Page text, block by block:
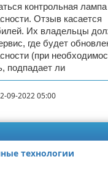
контрольная
Отзыв касается
Их владельцы
где будет
(при
подпадает ли
09-2022 05:00
технологии